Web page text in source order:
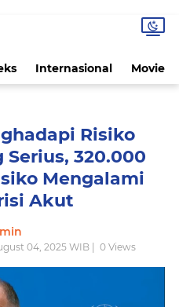
Internasional Movie
Risiko
Serius, 320.000
Mengalami
Akut
04, 2025 WIB | 0 Views